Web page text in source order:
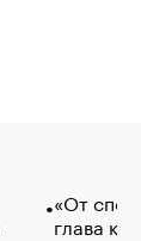
«От
глава